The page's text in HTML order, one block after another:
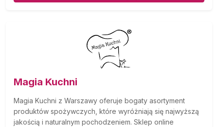
Magia Kuchni
Magia Kuchni z Warszawy oferuje bogaty asortyment
produktów spożywczych, które wyróżniają się najwyższą
jakością i naturalnym pochodzeniem. Sklep online